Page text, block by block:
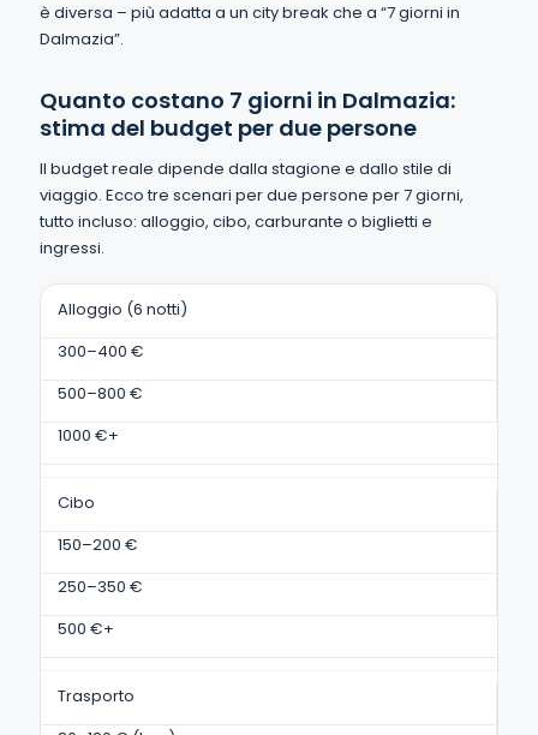
è diversa – più adatta a un city break che a “7 giorni in
Dalmazia”.
Quanto costano 7 giorni in Dalmazia:
stima del budget per due persone
Il budget reale dipende dalla stagione e dallo stile di
viaggio. Ecco tre scenari per due persone per 7 giorni,
tutto incluso: alloggio, cibo, carburante o biglietti e
ingressi.
Alloggio (6 notti)
300–400 €
500–800 €
1000 €+
Cibo
150–200 €
250–350 €
500 €+
Trasporto